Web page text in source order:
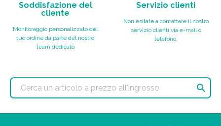
Soddisfazione del
cliente
Monitoraggio personalizzato del
tuo ordine da parte del nostro
team dedicato
Servizio clienti
Non esitate a contattare il nostro
servizio clienti via e-mail o
telefono.
